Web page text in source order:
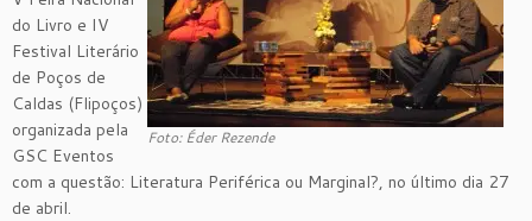
Foto: Éder Rezende
do Livro e IV
Festival Literário
de Poços de
Caldas (Flipoços)
organizada pela
GSC Eventos
com a questão: Literatura Periférica ou Marginal?, no último dia 27
de abril.